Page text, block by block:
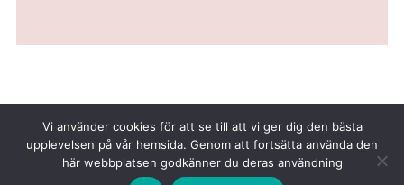
Copyright © 2026 Tina Gustafsson
Vi använder cookies för att se till att vi ger dig den bästa
upplevelsen på vår hemsida. Genom att fortsätta använda den
här webbplatsen godkänner du deras användning